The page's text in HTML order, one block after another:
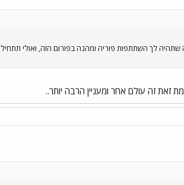
לך השתתפות פוריה ומהנה בפורום הזה, ואולי תתחיל
זאת זה עולם אחר ומעניין הרבה יותר..